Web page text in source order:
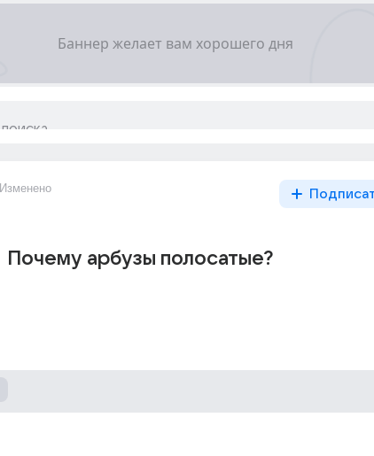
Изменено
Почему арбузы полосатые?